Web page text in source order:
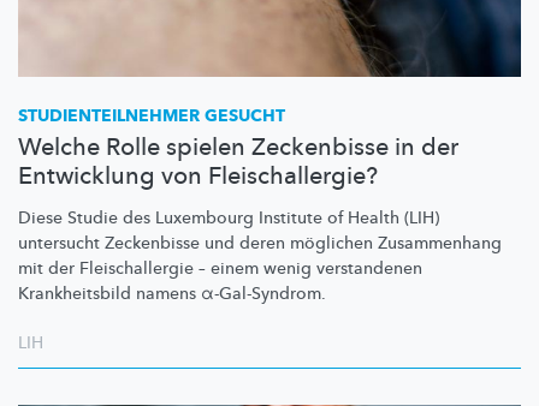
STUDIENTEILNEHMER GESUCHT
Welche Rolle spielen Zeckenbisse in der
Entwicklung von Fleischallergie?
Diese Studie des Luxembourg Institute of Health (LIH)
untersucht Zeckenbisse und deren möglichen Zusammenhang
mit der Fleischallergie – einem wenig verstandenen
Krankheitsbild namens α-Gal-Syndrom.
LIH